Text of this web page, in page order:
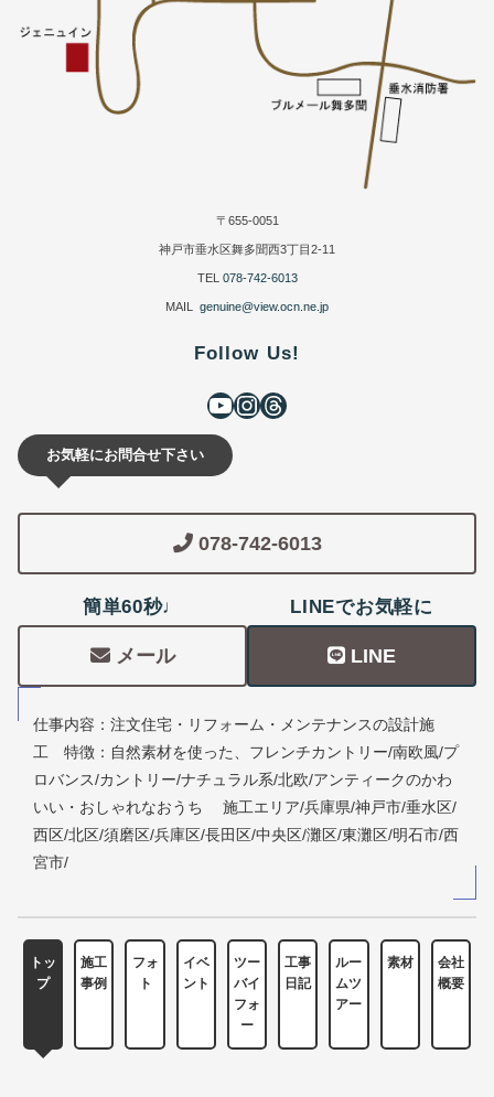
〒655-0051
神戸市垂水区舞多聞西3丁目2-11
TEL 078-742-6013
MAIL genuine@view.ocn.ne.jp
Follow Us!
お気軽にお問合せ下さい
078-742-6013
簡単60秒♩
メール
LINEでお気軽に
LINE
仕事内容：注文住宅・リフォーム・メンテナンスの設計施
工 特徴：自然素材を使った、フレンチカントリー/南欧風/プ
ロバンス/カントリー/ナチュラル系/北欧/アンティークのかわ
いい・おしゃれなおうち 施工エリア/兵庫県/神戸市/垂水区/
西区/北区/須磨区/兵庫区/長田区/中央区/灘区/東灘区/明石市/西
宮市/
トッ
プ
施工
事例
フォ
ト
イベ
ント
ツー
バイ
フォ
ー
工事
日記
ルー
ムツ
アー
素材
会社
概要